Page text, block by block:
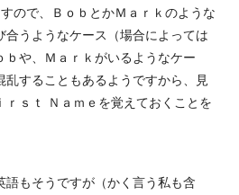
ので、ＢｏｂとかＭａｒｋのような
合うようなケース（場合によっては
ｂや、Ｍａｒｋがいるようなケー
乱することもあるようですから、見
ｒｓｔ Ｎａｍｅを覚えておくことを
もそうですが（かく言う私も含